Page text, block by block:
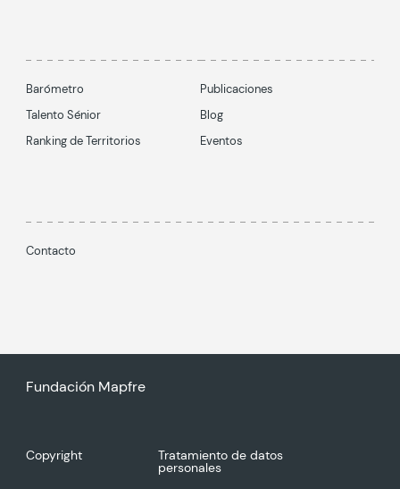
Barómetro
Talento Sénior
Ranking de Territorios
Publicaciones
Blog
Eventos
Contacto
Fundación Mapfre
Copyright Tratamiento de datos
personales